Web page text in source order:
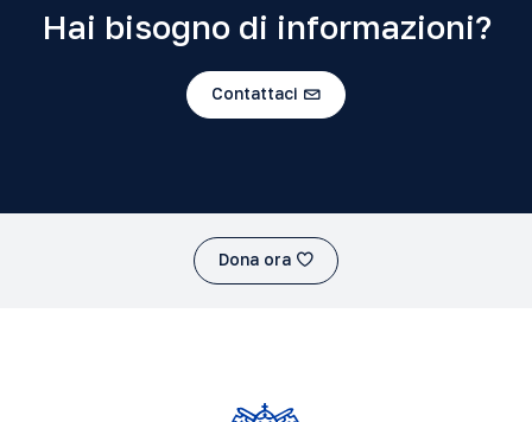
Hai bisogno di informazioni?
Contattaci
Dona ora